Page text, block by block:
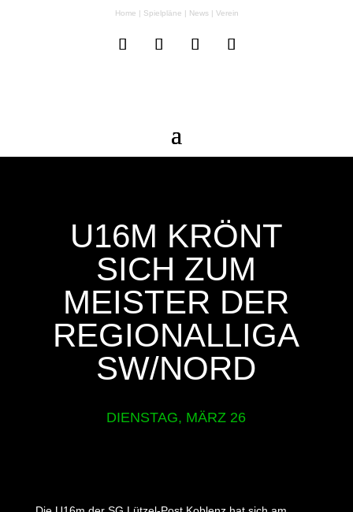
Home | Spielpläne | News| Verein
U16M KRÖNT
SICH ZUM
MEISTER DER
REGIONALLIGA
SW/NORD
DIENSTAG, MÄRZ 26